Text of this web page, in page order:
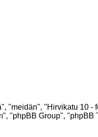
"meidän", "Hirvikatu 10 -
"phpBB Group", "phpBB